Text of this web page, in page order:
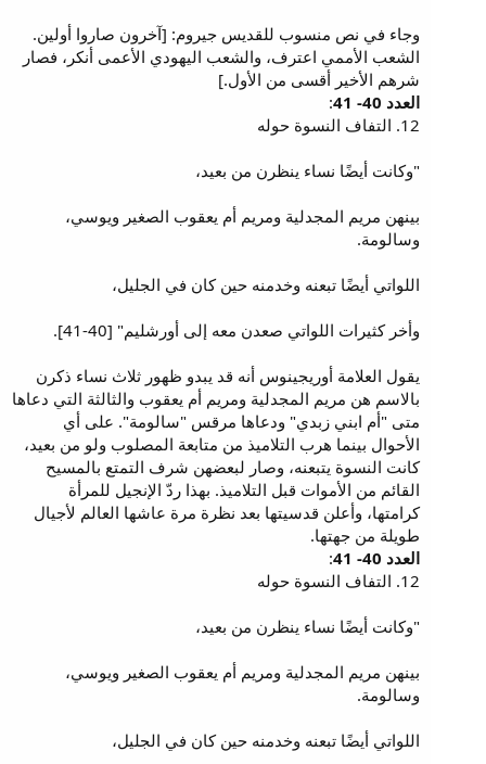
وجاء في نص منسوب للقديس جيروم: [آخرون صاروا أولين.
الشعب الأممي اعترف، والشعب اليهودي الأعمى أنكر، فصار
شرهم الأخير أقسى من الأول.]
العدد 40- 41
:
12. التفاف النسوة حوله
"وكانت أيضًا نساء ينظرن من بعيد،
بينهن مريم المجدلية ومريم أم يعقوب الصغير ويوسي،
وسالومة.
اللواتي أيضًا تبعنه وخدمنه حين كان في الجليل،
وأخر كثيرات اللواتي صعدن معه إلى أورشليم" [40-41].
يقول العلامة أوريجينوس أنه قد يبدو ظهور ثلاث نساء ذكرن
بالاسم هن مريم المجدلية ومريم أم يعقوب والثالثة التي دعاها
متى "أم ابني زبدي" ودعاها مرقس "سالومة". على أي
الأحوال بينما هرب التلاميذ من متابعة المصلوب ولو من بعيد،
كانت النسوة يتبعنه، وصار لبعضهن شرف التمتع بالمسيح
القائم من الأموات قبل التلاميذ. بهذا ردّ الإنجيل للمرأة
كرامتها، وأعلن قدسيتها بعد نظرة مرة عاشها العالم لأجيال
طويلة من جهتها.
العدد 40- 41
:
12. التفاف النسوة حوله
"وكانت أيضًا نساء ينظرن من بعيد،
بينهن مريم المجدلية ومريم أم يعقوب الصغير ويوسي،
وسالومة.
اللواتي أيضًا تبعنه وخدمنه حين كان في الجليل،